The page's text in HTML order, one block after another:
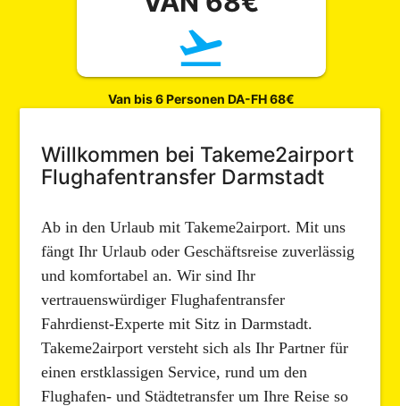
flight_takeoff
Van bis 6 Personen DA-FH 68€
Willkommen bei Takeme2airport
Flughafentransfer Darmstadt
Ab in den Urlaub mit Takeme2airport. Mit uns
fängt Ihr Urlaub oder Geschäftsreise zuverlässig
und komfortabel an. Wir sind Ihr
vertrauenswürdiger Flughafentransfer
Fahrdienst-Experte mit Sitz in Darmstadt.
Takeme2airport versteht sich als Ihr Partner für
einen erstklassigen Service, rund um den
Flughafen- und Städtetransfer um Ihre Reise so